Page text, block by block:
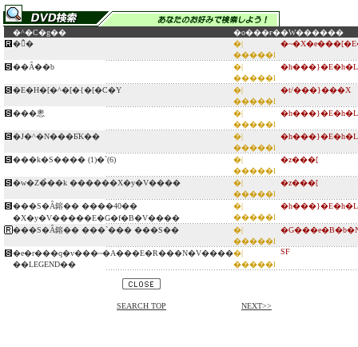
�^�C�g�� �o���ғ��W������
�̉�
�|
�����l
��Ȃ��b
�|
�����l
�E�H�[�^�[�{�[�C�Y
�|
�����l
�t/���}���X
���悤
�|
�����l
�J�^�N���Ƃ̍K��
�|
�����l
���k�S���� (1)�`(6)
�|
�����l
�z���[
�w�Z�̉��k ������X�y�V����
�|
�����l
�z���[
���S�Ȃ鎔�� ����40��
�X�y�V�����E�G�f�B�V����
�|
�����l
���S�Ȃ鎔�� ���`��� ���S��
�|
�����l
�e�r���q�v���~�A���E�R���N�V����
��LEGEND��
�|
�����l
SF
SEARCH TOP NEXT>>